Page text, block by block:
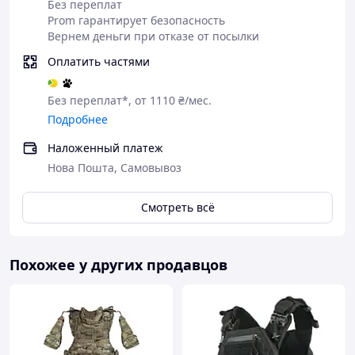
III. Технические характеристики:
Комплектация:Плитоноска + 2 плиты 6 класса
+ 3 подсумка под АК.
Размер плиты: 250х300 мм.
Цвет:Мультикам.
Размер жилета:Регулируется от S до XL.
Почему вам выгодно покупать у нас?
Мы работаем ради Вашего Комфорта.
Обсуждаем все нюансы и возможные
предложения.
Предоставляем все возможные виды оплаты и
Без переплат
Prom гарантирует безопасность
Вернем деньги при отказе от посылки
Оплатить частями
Без переплат*, от 1110 ₴/мес.
Подробнее
Наложенный платеж
Нова Пошта, Самовывоз
Смотреть всё
Похожее у других продавцов